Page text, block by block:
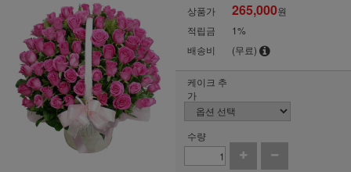
상품가 265,000원
적립금
1%
배송비
(무료)
케이크 추
가
수량